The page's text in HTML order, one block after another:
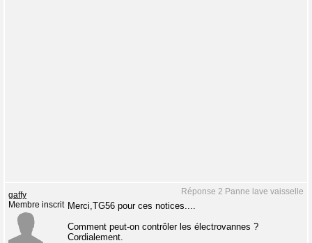
Réponse 2 Panne lave vaisselle
gaffy
Membre inscrit Merci,TG56 pour ces notices....
Comment peut-on contrôler les électrovannes ?
Cordialement.